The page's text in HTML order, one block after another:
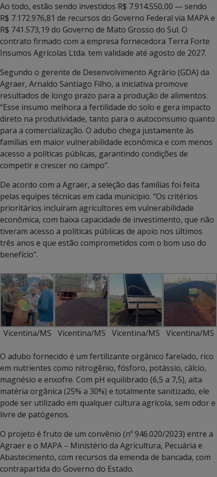
Ao todo, estão sendo investidos R$ 7.914.550,00 — sendo
R$ 7.172.976,81 de recursos do Governo Federal via MAPA e
R$ 741.573,19 do Governo de Mato Grosso do Sul. O
contrato firmado com a empresa fornecedora Terra Forte
Insumos Agrícolas Ltda. tem validade até agosto de 2027.
Segundo o gerente de Desenvolvimento Agrário (GDA) da
Agraer, Arnaldo Santiago Filho, a iniciativa promove
resultados de longo prazo para a produção de alimentos.
“Esse insumo melhora a fertilidade do solo e gera impacto
direto na produtividade, tanto para o autoconsumo quanto
para a comercialização. O adubo chega justamente às
famílias em maior vulnerabilidade econômica e com menos
acesso a políticas públicas, garantindo condições de
competir e crescer no campo”.
De acordo com a Agraer, a seleção das famílias foi feita
pelas equipes técnicas em cada município. “Os critérios
prioritários incluíram agricultores em vulnerabilidade
econômica, com baixa capacidade de investimento, que não
tiveram acesso a políticas públicas de apoio nos últimos
três anos e que estão comprometidos com o bom uso do
benefício”.
Vicentina/MS Vicentina/MS Vicentina/MS Vicentina/MS
O adubo fornecido é um fertilizante orgânico farelado, rico
em nutrientes como nitrogênio, fósforo, potássio, cálcio,
magnésio e enxofre. Com pH equilibrado (6,5 a 7,5), alta
matéria orgânica (25% a 30%) e totalmente sanitizado, ele
pode ser utilizado em qualquer cultura agrícola, sem odor e
livre de patógenos.
O projeto é fruto de um convênio (nº 946.020/2023) entre a
Agraer e o MAPA – Ministério da Agricultura, Pecuária e
Abastecimento, com recursos da emenda de bancada, com
contrapartida do Governo do Estado.